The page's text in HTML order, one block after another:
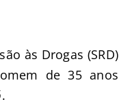
às Drogas (SRD)
de 35 anos
.